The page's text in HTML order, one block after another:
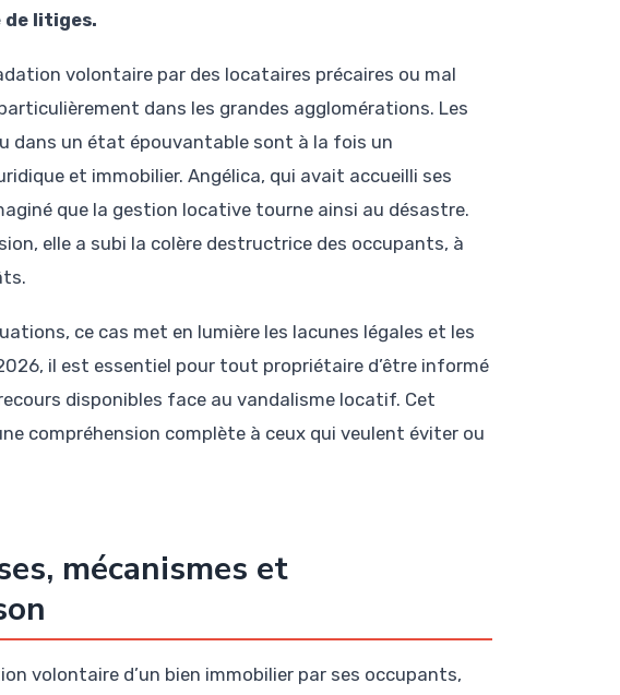
litiges.
volontaire par des locataires précaires ou mal
dans les grandes agglomérations. Les
dans un état épouvantable sont à la fois un
et immobilier. Angélica, qui avait accueilli ses
que la gestion locative tourne ainsi au désastre.
elle a subi la colère destructrice des occupants, à
ce cas met en lumière les lacunes légales et les
il est essentiel pour tout propriétaire d’être informé
disponibles face au vandalisme locatif. Cet
compréhension complète à ceux qui veulent éviter ou
mécanismes et
volontaire d’un bien immobilier par ses occupants,